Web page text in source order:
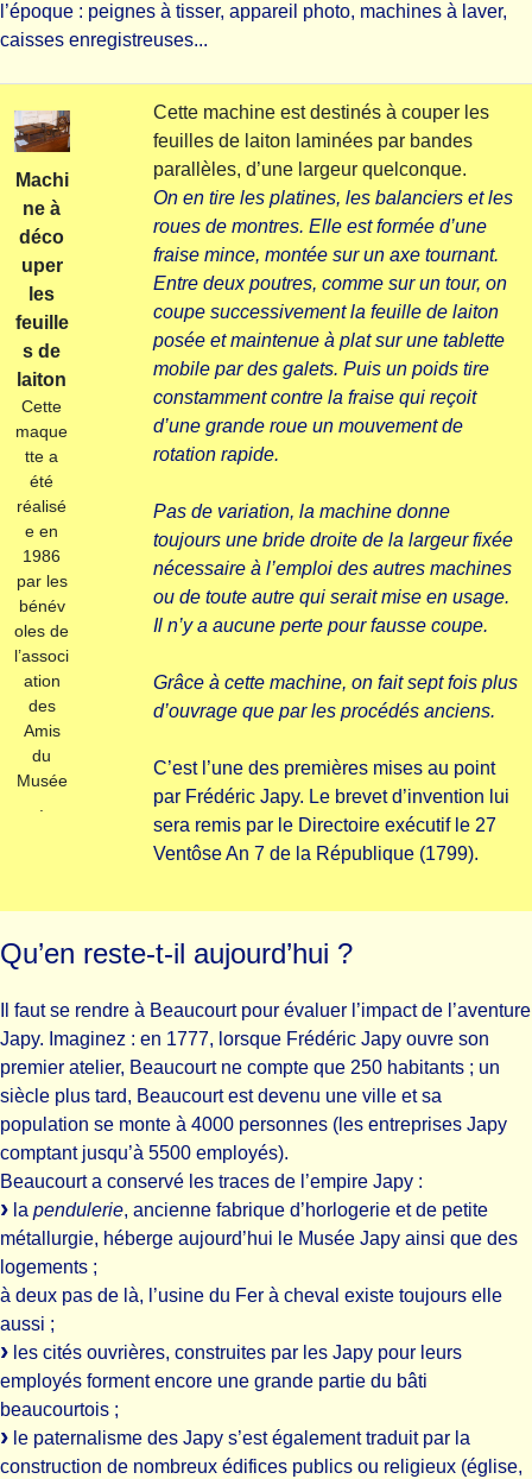
l’époque : peignes à tisser, appareil photo, machines à laver,
caisses enregistreuses...
Machi
ne à
déco
uper
les
feuille
s de
laiton
Cette
maque
tte a
été
réalisé
e en
1986
par les
bénév
oles de
l’associ
ation
des
Amis
du
Musée
Cette machine est destinés à couper les
feuilles de laiton laminées par bandes
parallèles, d’une largeur quelconque.
On en tire les platines, les balanciers et les
roues de montres. Elle est formée d’une
fraise mince, montée sur un axe tournant.
Entre deux poutres, comme sur un tour, on
coupe successivement la feuille de laiton
posée et maintenue à plat sur une tablette
mobile par des galets. Puis un poids tire
constamment contre la fraise qui reçoit
d’une grande roue un mouvement de
rotation rapide.
Pas de variation, la machine donne
toujours une bride droite de la largeur fixée
nécessaire à l’emploi des autres machines
ou de toute autre qui serait mise en usage.
Il n’y a aucune perte pour fausse coupe.
Grâce à cette machine, on fait sept fois plus
d’ouvrage que par les procédés anciens.
C’est l’une des premières mises au point
par Frédéric Japy. Le brevet d’invention lui
sera remis par le Directoire exécutif le 27
Ventôse An 7 de la République (1799).
Qu’en reste-t-il aujourd’hui ?
Il faut se rendre à Beaucourt pour évaluer l’impact de l’aventure
Japy. Imaginez : en 1777, lorsque Frédéric Japy ouvre son
premier atelier, Beaucourt ne compte que 250 habitants ; un
siècle plus tard, Beaucourt est devenu une ville et sa
population se monte à 4000 personnes (les entreprises Japy
comptant jusqu’à 5500 employés).
Beaucourt a conservé les traces de l’empire Japy :
la pendulerie, ancienne fabrique d’horlogerie et de petite
métallurgie, héberge aujourd’hui le Musée Japy ainsi que des
logements ;
à deux pas de là, l’usine du Fer à cheval existe toujours elle
aussi ;
les cités ouvrières, construites par les Japy pour leurs
employés forment encore une grande partie du bâti
beaucourtois ;
le paternalisme des Japy s’est également traduit par la
construction de nombreux édifices publics ou religieux (église,